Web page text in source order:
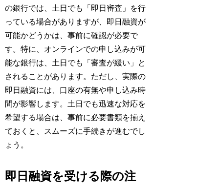
の銀行では、土日でも「即日審査」を行
っている場合がありますが、即日融資が
可能かどうかは、事前に確認が必要で
す。特に、オンラインでの申し込みが可
能な銀行は、土日でも「審査が緩い」と
されることがあります。ただし、実際の
即日融資には、口座の有無や申し込み時
間が影響します。土日でも迅速な対応を
希望する場合は、事前に必要書類を揃え
ておくと、スムーズに手続きが進むでし
ょう。
即日融資を受ける際の注